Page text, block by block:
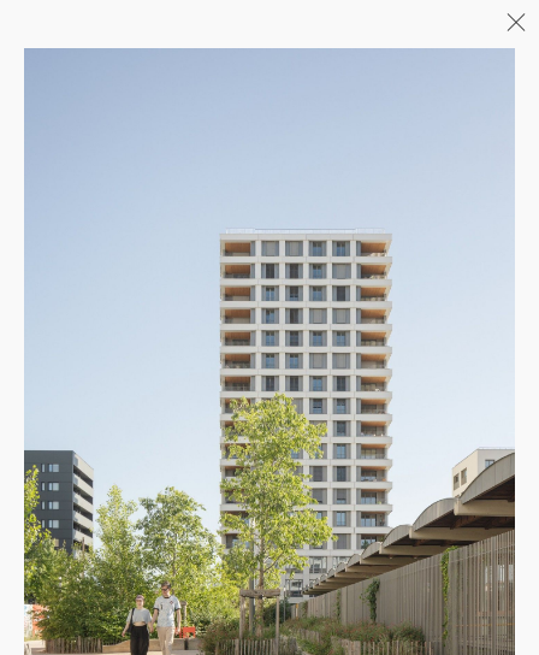
04/26
INAUGURATION ZANNIER
HOTELS BENDOR
04/26
FIN DE GROS ŒUVRE PORTE DE
SAINT-OUEN
12/25